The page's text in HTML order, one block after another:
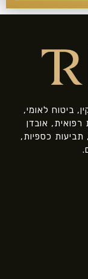
ביטוח לאומי,
רפואית, אובדן
תביעות כספיות,